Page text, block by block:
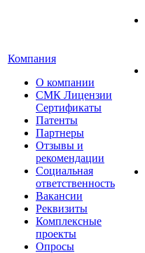
Компания
О компании
СМК Лицензии
Сертификаты
Патенты
Партнеры
Отзывы и
рекомендации
Социальная
ответственность
Вакансии
Реквизиты
Комплексные
проекты
Опросы